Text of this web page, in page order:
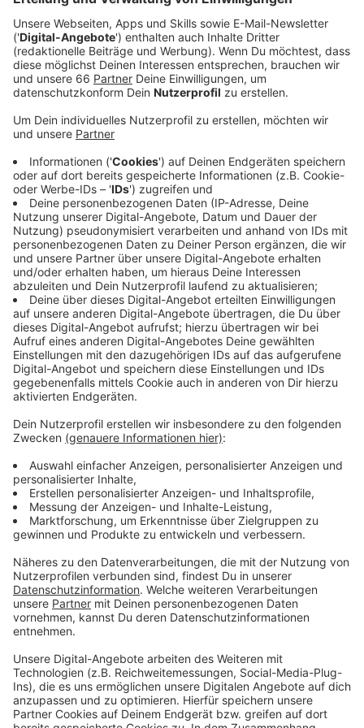
Veröffentlicht: Donnerstag, 21.11.2024 12:45
Anzeige
Die Arbeiten starten am Montag (25. November 2024)
und dauern zwei Wochen (bis Freitag, 6. Dezember
Nordfriedhof zwischen 10 und 16 Uhr, stadtauswärts
von 6 bis 14 Uhr.
Anzeige
Nur eine Spur ist frei
Anzeige
Während der Arbeiten muss pro Fahrtrichtung je eine
Spur gesperrt werden. Auch die Geländer der
Hochstraße Hansaallee müssen
werden. Die Arbeiten auf diesem Stück der
Bundesstraße 7 laufen zeitgleich zu denen auf der
Theodor-Heuss-Brücke. Auch hier wird jeweils ein
Fahrstreifen gesperrt.
Anzeige
Weitere Infos und Links zum Thema:
Anzeige
Stadt zu den Arbeiten auf der Theodor-Heuss-Brücke
Hochstraße Bendiktusstraße: B7 soll Tunnel
bekommen!